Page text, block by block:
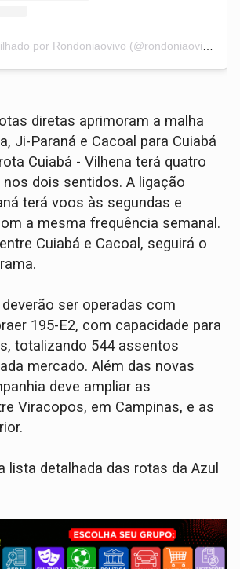
Um post compartilhado por Rondoniaovivo (@rondoniaovivo)
diretas aprimoram a malha
Ji-Paraná e Cacoal para Cuiabá
Cuiabá - Vilhena terá quatro
dois sentidos. A ligação
terá voos às segundas e
a mesma frequência semanal.
Cuiabá e Cacoal, seguirá o
ser operadas com
195-E2, com capacidade para
totalizando 544 assentos
mercado. Além das novas
deve ampliar as
Viracopos, em Campinas, e as
lista detalhada das rotas da Azul